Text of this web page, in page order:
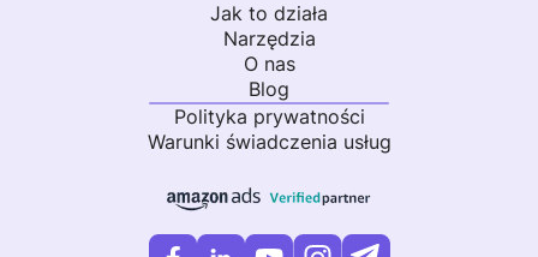
Jak to działa
Narzędzia
O nas
Blog
Polityka prywatności
Warunki świadczenia usług